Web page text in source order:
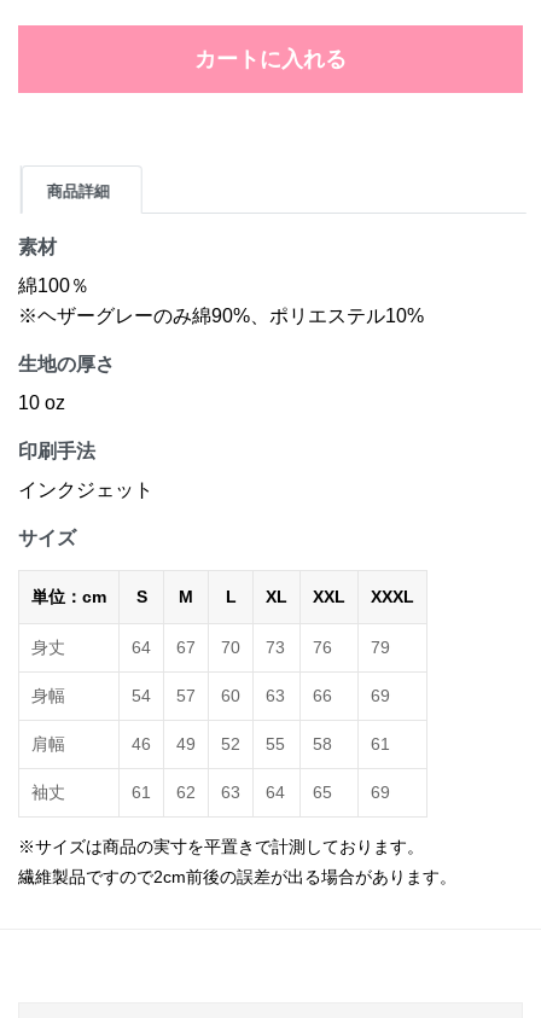
カートに入れる
商品詳細
素材
綿100％
※ヘザーグレーのみ綿90%、ポリエステル10%
生地の厚さ
10 oz
印刷手法
インクジェット
サイズ
単位：cm S M L XL XXL XXXL
身丈 64 67 70 73 76 79
身幅 54 57 60 63 66 69
肩幅 46 49 52 55 58 61
袖丈 61 62 63 64 65 69
※サイズは商品の実寸を平置きで計測しております。
繊維製品ですので2cm前後の誤差が出る場合があります。